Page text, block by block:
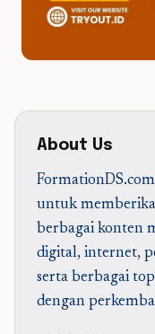
About Us
untuk
berbagai konten
digital, internet,
serta berbagai
dengan